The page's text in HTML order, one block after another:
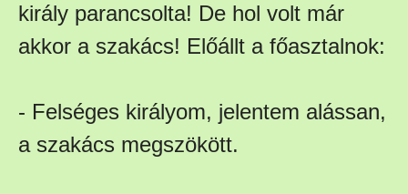
király parancsolta! De hol volt már
akkor a szakács! Előállt a főasztalnok:
- Felséges királyom, jelentem alássan,
a szakács megszökött.